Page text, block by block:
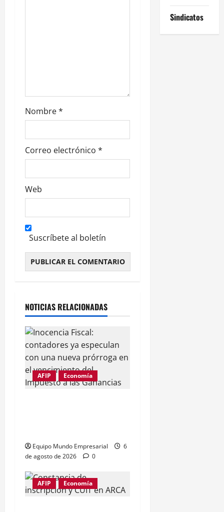
a
s
Nombre*
Correo electrónico *
Web
Suscríbete al boletín
NOTICIAS RELACIONADAS
AFIP Economía
Equipo Mundo Empresarial
6
de agosto de 2026
0
AFIP Economía
Sindicatos